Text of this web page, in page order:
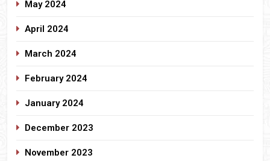
May 2024
April 2024
March 2024
February 2024
January 2024
December 2023
November 2023